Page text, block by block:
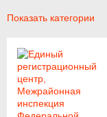
Показать категории